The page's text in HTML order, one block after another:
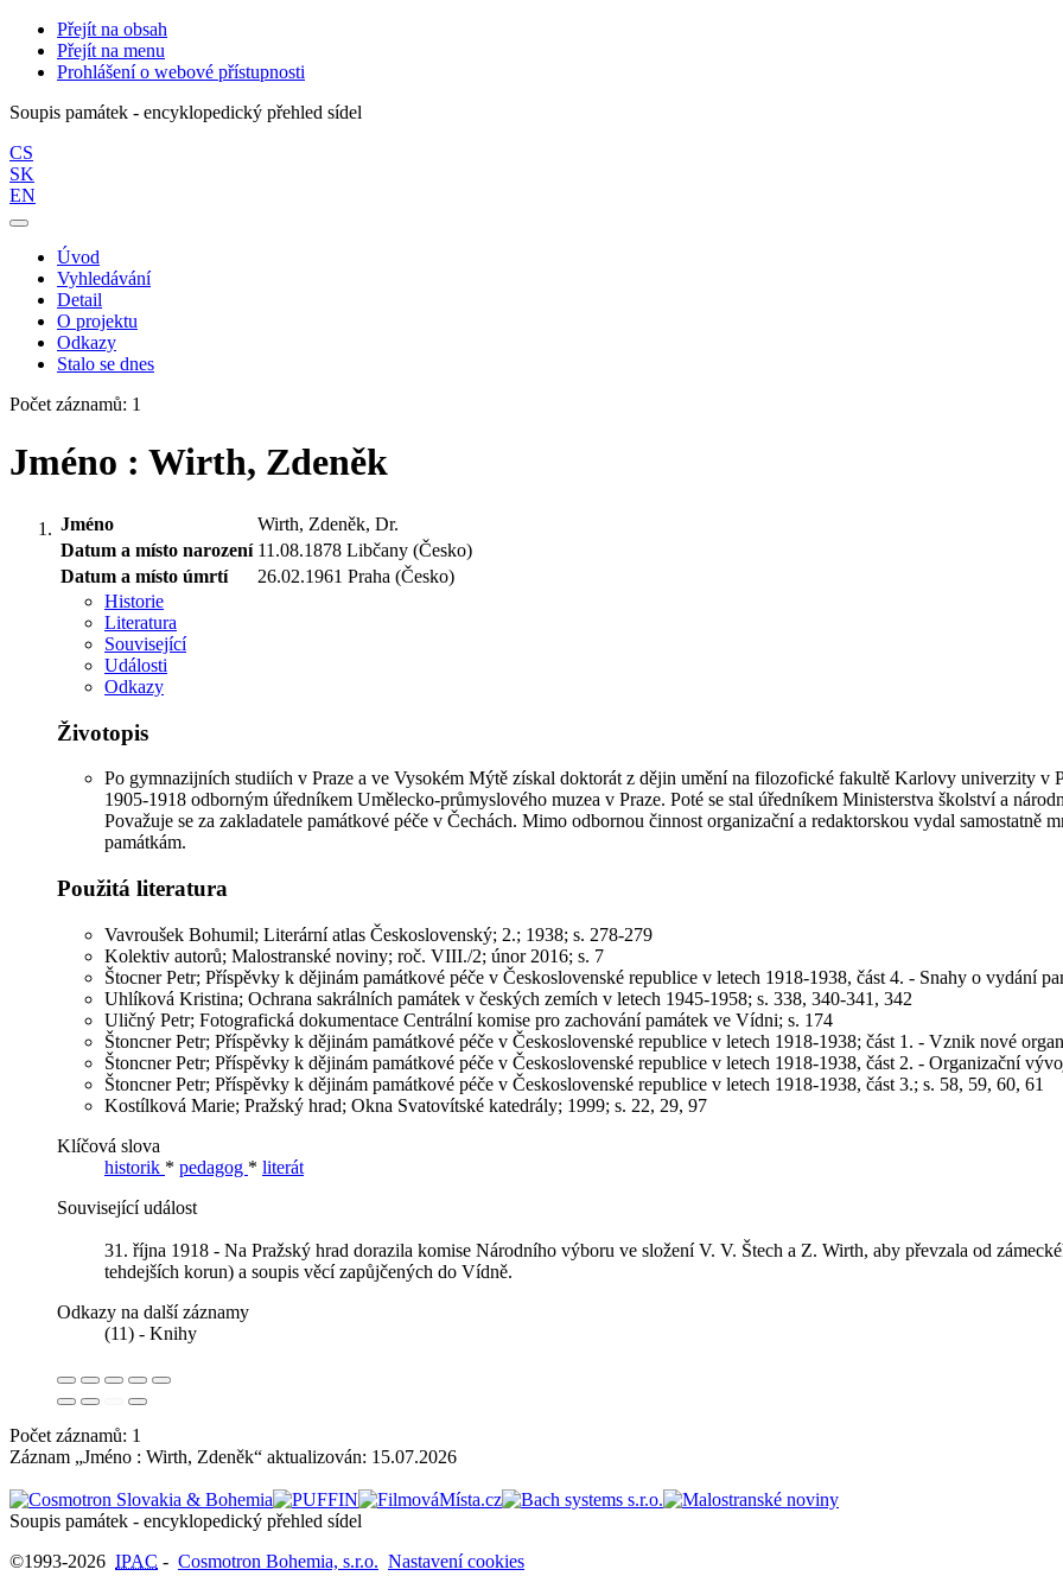
Přejít na obsah
Přejít na menu
Prohlášení o webové přístupnosti
Soupis památek - encyklopedický přehled sídel
CS
SK
EN
Úvod
Vyhledávání
Detail
O projektu
Odkazy
Stalo se dnes
Počet záznamů: 1
Jméno : Wirth, Zdeněk
Jméno
Wirth, Zdeněk, Dr.
Datum a místo narození 11.08.1878 Libčany (Česko)
Datum a místo úmrtí
26.02.1961 Praha (Česko)
Historie
Literatura
Související
Události
Odkazy
Životopis
Po gymnazijních studiích v Praze a ve Vysokém Mýtě získal doktorát z dějin umění na filozofické fakultě Karlovy univerzity v
1905-1918 odborným úředníkem Umělecko-průmyslového muzea v Praze. Poté se stal úředníkem Ministerstva školství a
Považuje se za zakladatele památkové péče v Čechách. Mimo odbornou činnost organizační a redaktorskou vydal
památkám.
Použitá literatura
Vavroušek Bohumil; Literární atlas Československý; 2.; 1938; s. 278-279
Kolektiv autorů; Malostranské noviny; roč. VIII./2; únor 2016; s. 7
Štocner Petr; Příspěvky k dějinám památkové péče v Československé republice v letech 1918-1938, část 4. - Snahy o vydání
Uhlíková Kristina; Ochrana sakrálních památek v českých zemích v letech 1945-1958; s. 338, 340-341, 342
Uličný Petr; Fotografická dokumentace Centrální komise pro zachování památek ve Vídni; s. 174
Štoncner Petr; Příspěvky k dějinám památkové péče v Československé republice v letech 1918-1938; část 1. - Vznik nové
Štoncner Petr; Příspěvky k dějinám památkové péče v Československé republice v letech 1918-1938, část 2. - Organizační
Štoncner Petr; Příspěvky k dějinám památkové péče v Československé republice v letech 1918-1938, část 3.; s. 58, 59, 60, 61
Kostílková Marie; Pražský hrad; Okna Svatovítské katedrály; 1999; s. 22, 29, 97
Klíčová slova
historik * pedagog * literát
Související událost
31. října 1918 - Na Pražský hrad dorazila komise Národního výboru ve složení V. V. Štech a Z. Wirth, aby převzala od
tehdejších korun) a soupis věcí zapůjčených do Vídně.
Odkazy na další záznamy
(11) - Knihy
Počet záznamů: 1
Záznam „Jméno : Wirth, Zdeněk“ aktualizován: 15.07.2026
Soupis památek - encyklopedický přehled sídel
©1993-2026 IPAC - Cosmotron Bohemia, s.r.o. Nastavení cookies